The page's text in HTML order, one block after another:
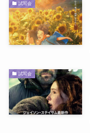
試写会
試写会